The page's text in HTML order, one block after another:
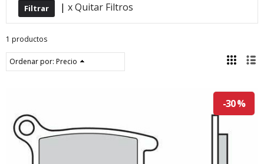
| x Quitar Filtros
1 productos
Ordenar por: Precio
-30 %